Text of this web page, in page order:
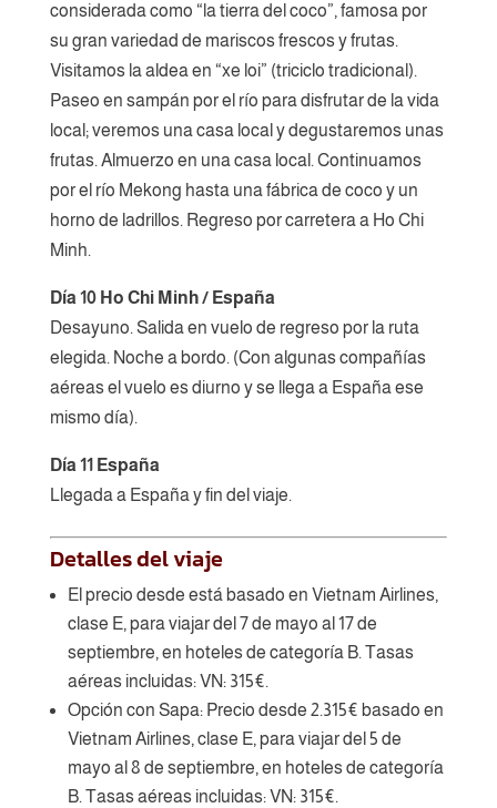
considerada como “la tierra del coco”, famosa por
su gran variedad de mariscos frescos y frutas.
Visitamos la aldea en “xe loi” (triciclo tradicional).
Paseo en sampán por el río para disfrutar de la vida
local; veremos una casa local y degustaremos unas
frutas. Almuerzo en una casa local. Continuamos
por el río Mekong hasta una fábrica de coco y un
horno de ladrillos. Regreso por carretera a Ho Chi
Minh.
Día 10 Ho Chi Minh / España
Desayuno. Salida en vuelo de regreso por la ruta
elegida. Noche a bordo. (Con algunas compañías
aéreas el vuelo es diurno y se llega a España ese
mismo día).
Día 11 España
Llegada a España y fin del viaje.
Detalles del viaje
El precio desde está basado en Vietnam Airlines,
clase E, para viajar del 7 de mayo al 17 de
septiembre, en hoteles de categoría B. Tasas
aéreas incluidas: VN: 315€.
Opción con Sapa: Precio desde 2.315€ basado en
Vietnam Airlines, clase E, para viajar del 5 de
mayo al 8 de septiembre, en hoteles de categoría
B. Tasas aéreas incluidas: VN: 315€.